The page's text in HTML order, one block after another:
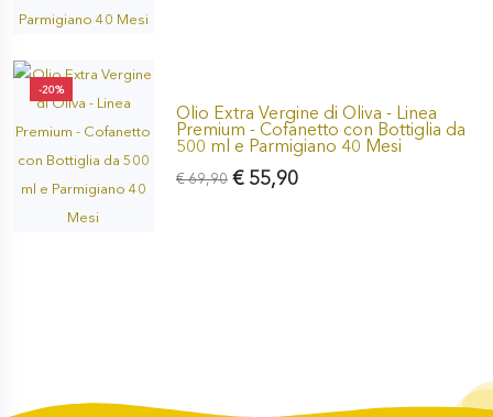
-20%
Olio Extra Vergine di Oliva - Linea
Premium - Cofanetto con Bottiglia da
500 ml e Parmigiano 40 Mesi
€ 55,90
€ 69,90